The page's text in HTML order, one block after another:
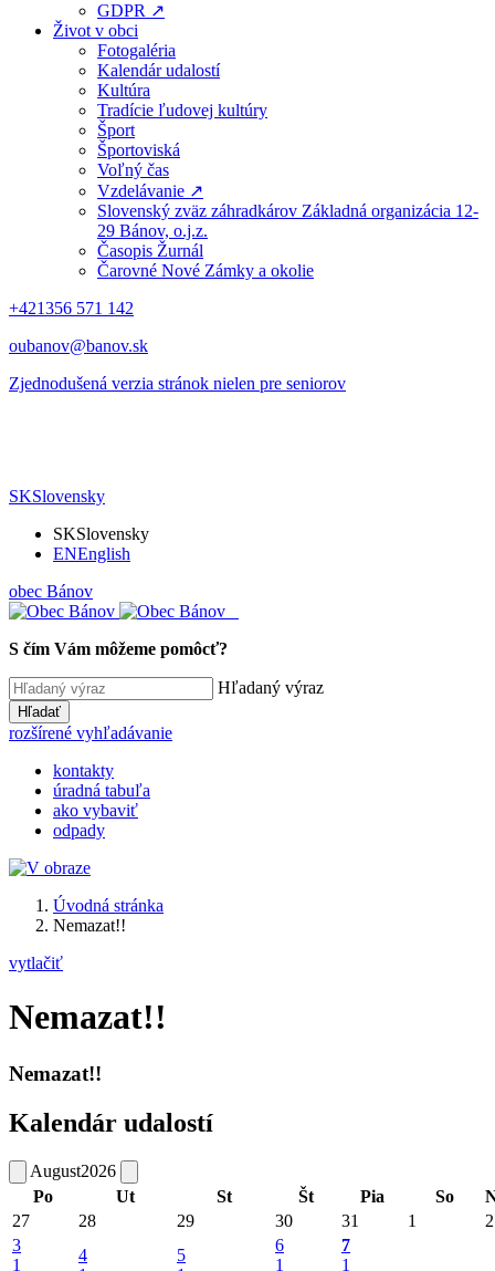
GDPR ↗
Život v obci
Fotogaléria
Kalendár udalostí
Kultúra
Tradície ľudovej kultúry
Šport
Športoviská
Voľný čas
Vzdelávanie ↗
Slovenský zväz záhradkárov Základná organizácia 12-
29 Bánov, o.j.z.
Časopis Žurnál
Čarovné Nové Zámky a okolie
+421356 571 142
oubanov@banov.sk
Zjednodušená verzia stránok nielen pre seniorov
SKSlovensky
SKSlovensky
ENEnglish
obec Bánov
S čím Vám môžeme pomôcť?
Hľadaný výraz
Hľadať
rozšírené vyhľadávanie
kontakty
úradná tabuľa
ako vybaviť
odpady
Úvodná stránka
Nemazat!!
vytlačiť
Nemazat!!
Nemazat!!
Kalendár udalostí
August2026
Po
Ut St Št Pia So
27
28 29 30 31 1
2
3
1
4
5
6
1
7
1